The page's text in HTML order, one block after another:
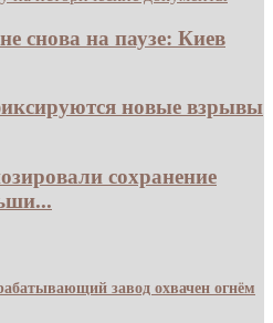
снова на паузе: Киев
новые взрывы
сохранение
завод охвачен огнём